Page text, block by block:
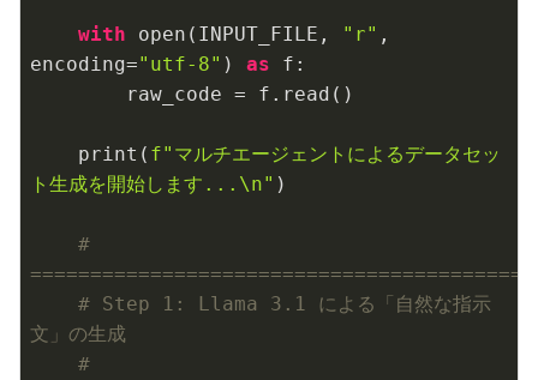
with open(INPUT_FILE, "r" ,
encoding="utf-8" ) as f:
    print(
f"マルチエージェントによるデータセッ
ト生成を開始します...\n" )
#
=========================================
# Step 1: Llama 3.1 による「自然な指示
文」の生成
#